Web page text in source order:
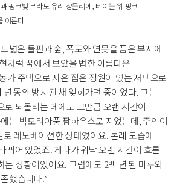
핑크빛 무라노 유리 샹들리에, 테이블 위 핑크
이룬다.
넓은 들판과 숲, 폭포와 연못을 품은 부지에
처럼 꿈에서 보았을 법한 아름다운
가 주택으로 지은 집은 정원이 있는 저택으로
동안 방치된 채 잊혀가던 중이었다. 그는
로 되돌리는 데에도 그만큼 오랜 시간이
는 빅토리아풍 팜하우스로 지었는데, 주인이
레노베이션한 상태였어요. 본래 모습에
뀌어 있었죠. 게다가 워낙 오랜 시간이 흐른
는 상황이었어요. 그럼에도 2백 년 된 마루와
했습니다.”